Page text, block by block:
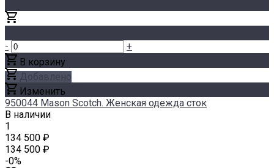
-
+
В корзину
Добавлено
Изменить
950044 Mason Scotch. Женская одежда сток
В наличии
1
134 500 ₽
134 500 ₽
-0%